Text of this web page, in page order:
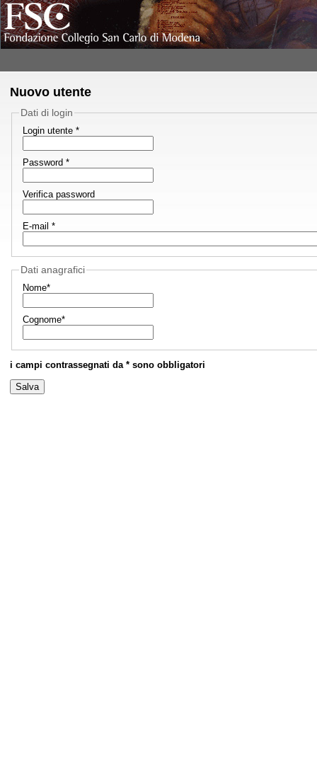
Nuovo utente
Dati di login
Login utente *
Password *
Verifica password
E-mail *
Dati anagrafici
Nome*
Cognome*
i campi contrassegnati da * sono obbligatori